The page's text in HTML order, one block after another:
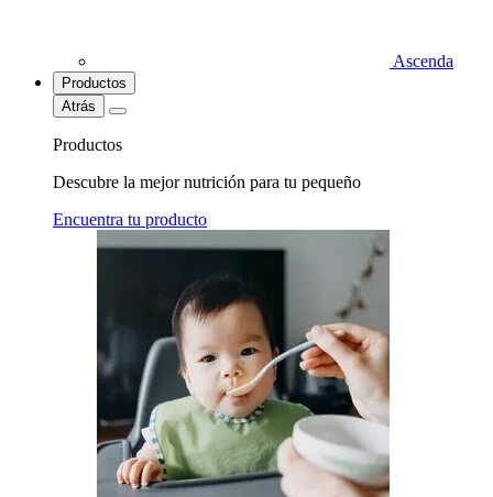
Ascenda
Productos
Atrás
Productos
Descubre la mejor nutrición para tu pequeño
Encuentra tu producto